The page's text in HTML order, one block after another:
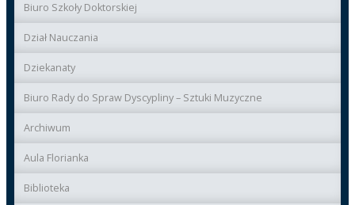
Biuro Szkoły Doktorskiej
Dział Nauczania
Dziekanaty
Biuro Rady do Spraw Dyscypliny – Sztuki Muzyczne
Archiwum
Aula Florianka
Biblioteka